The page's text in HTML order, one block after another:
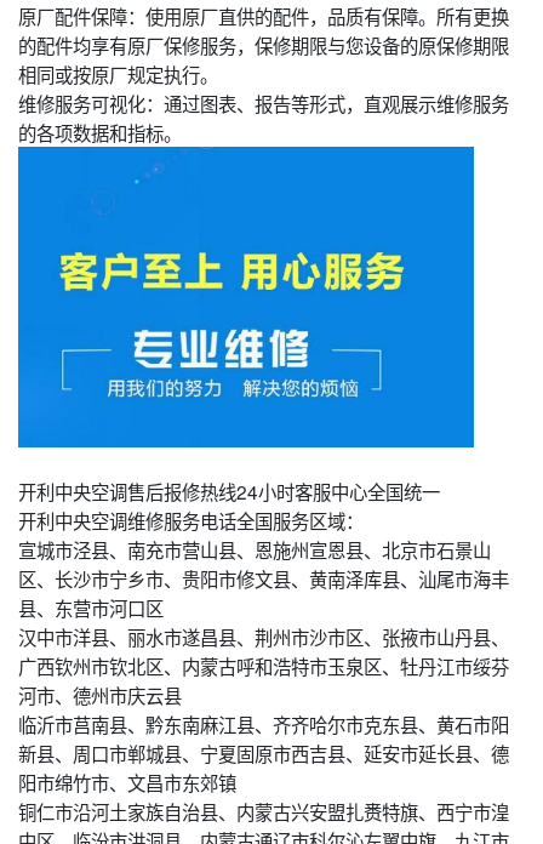
原厂配件保障：使用原厂直供的配件，品质有保障。所有更换
的配件均享有原厂保修服务，保修期限与您设备的原保修期限
相同或按原厂规定执行。
维修服务可视化：通过图表、报告等形式，直观展示维修服务
的各项数据和指标。
开利中央空调售后报修热线24小时客服中心全国统一
开利中央空调维修服务电话全国服务区域：
宣城市泾县、南充市营山县、恩施州宣恩县、北京市石景山
区、长沙市宁乡市、贵阳市修文县、黄南泽库县、汕尾市海丰
县、东营市河口区
汉中市洋县、丽水市遂昌县、荆州市沙市区、张掖市山丹县、
广西钦州市钦北区、内蒙古呼和浩特市玉泉区、牡丹江市绥芬
河市、德州市庆云县
临沂市莒南县、黔东南麻江县、齐齐哈尔市克东县、黄石市阳
新县、周口市郸城县、宁夏固原市西吉县、延安市延长县、德
阳市绵竹市、文昌市东郊镇
铜仁市沿河土家族自治县、内蒙古兴安盟扎赉特旗、西宁市湟